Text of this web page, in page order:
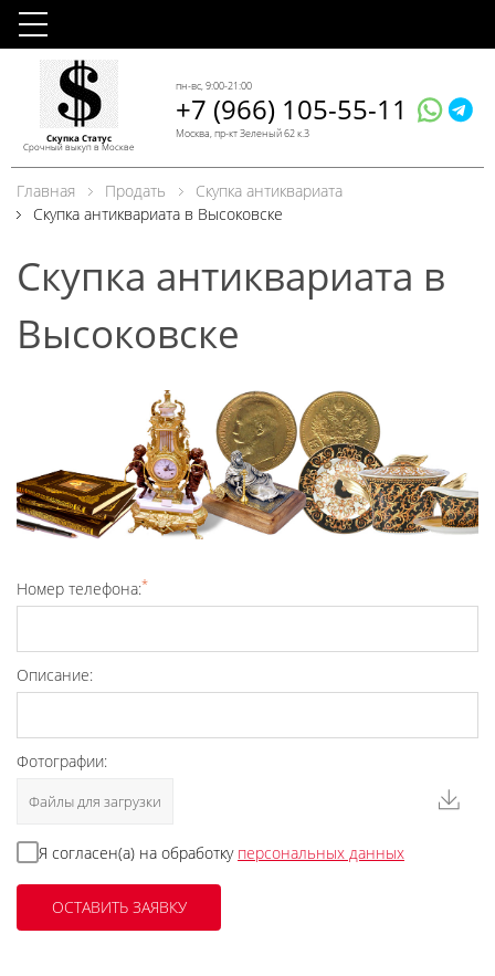
Скупка Статус
Срочный выкуп в Москве
пн-вс, 9:00-21:00
+7 (966) 105-55-11
Москва, пр-кт Зеленый 62 к.3
Главная Продать
Скупка антиквариата
Скупка антиквариата в Высоковске
Скупка антиквариата в
Высоковске
Номер телефона:*
Описание:
Фотографии:
Файлы для загрузки
Я согласен(а) на обработку персональных данных